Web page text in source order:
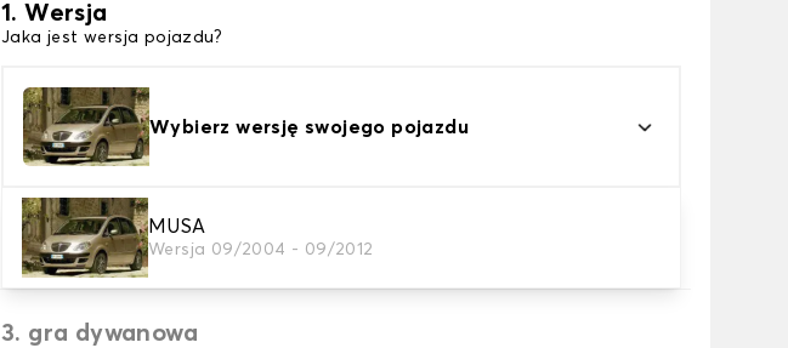
1. Wersja
Jaka jest wersja pojazdu?
Wybierz wersję swojego pojazdu
MUSA
Wersja 09/2004 - 09/2012
2. Materiał
wybierz materiał dywanika samochodowego
3. gra dywanowa